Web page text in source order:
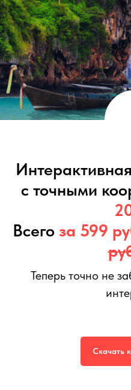
с точными
Всего за 599
Теперь точно не
Скачать